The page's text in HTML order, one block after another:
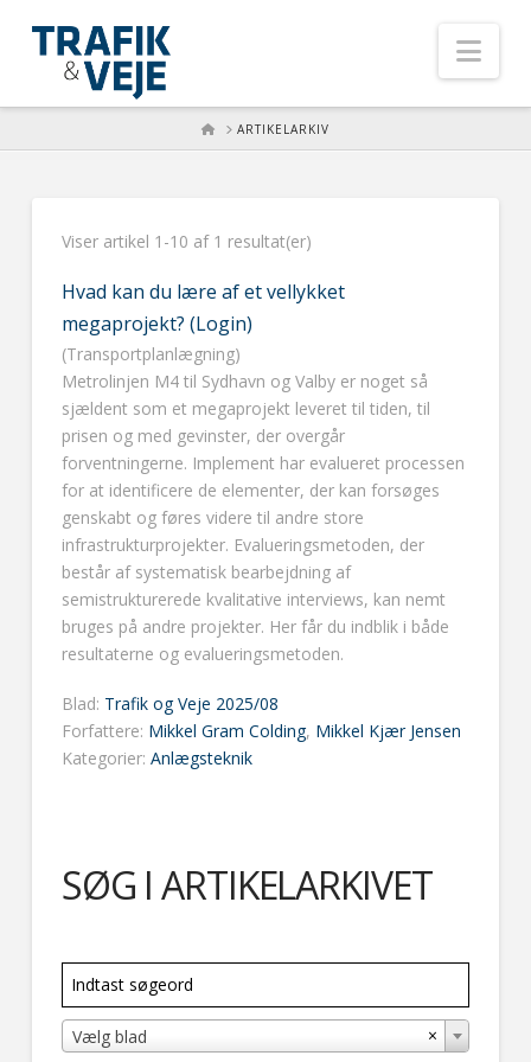
HOMEARTIKELARKIV
Viser artikel 1-10 af 1 resultat(er)
Hvad kan du lære af et vellykket
megaprojekt? (Login)
(Transportplanlægning)
Metrolinjen M4 til Sydhavn og Valby er noget så
sjældent som et megaprojekt leveret til tiden, til
prisen og med gevinster, der overgår
forventningerne. Implement har evalueret processen
for at identificere de elementer, der kan forsøges
genskabt og føres videre til andre store
infrastrukturprojekter. Evalueringsmetoden, der
består af systematisk bearbejdning af
semistrukturerede kvalitative interviews, kan nemt
bruges på andre projekter. Her får du indblik i både
resultaterne og evalueringsmetoden.
Blad: Trafik og Veje 2025/08
Forfattere: Mikkel Gram Colding, Mikkel Kjær Jensen
Kategorier: Anlægsteknik
SØG I ARTIKELARKIVET
×
Vælg blad